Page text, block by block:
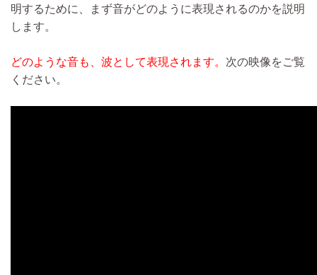
明するために、まず音がどのように表現されるのかを説明
します。
どのような音も、波として表現されます。 次の映像をご覧
ください。